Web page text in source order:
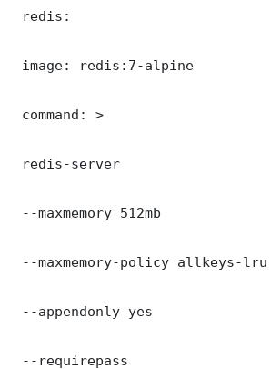
redis:
image: redis:7-alpine
command: >
redis-server
--maxmemory 512mb
--maxmemory-policy allkeys-lru
--appendonly yes
--requirepass